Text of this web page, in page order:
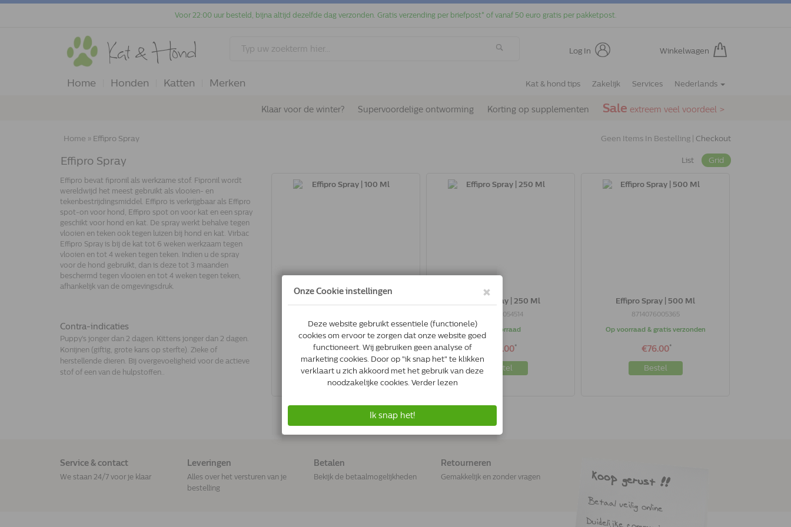
Voor 22:00 uur besteld, bijna altijd dezelfde dag verzonden. Gratis verzending per briefpost* of vanaf 50 euro gratis per pakketpost.
Log In Winkelwagen
Home Honden Katten Merken Kat & hond tips Zakelijk Services Nederlands
Klaar voor de winter? Supervoordelige ontworming Korting op supplementen Sale extreem veel voordeel >
Home » Effipro Spray Geen Items In Bestelling | Checkout
Effipro Spray
Effipro bevat fipronil als werkzame stof. Fipronil wordt
wereldwijd het meest gebruikt als vlooien- en
tekenbestrijdingsmiddel. Effipro is verkrijgbaar als Effipro
spot-on voor hond, Effipro spot on voor kat en een spray
geschikt voor hond en kat. De spray werkt behalve tegen
vlooien en teken ook tegen luizen bij hond en kat. Virbac
Effipro Spray is bij de kat tot 6 weken werkzaam tegen
vlooien en tot 4 weken tegen teken. Indien u de spray
voor de hond gebruikt, dan is deze tot 3 maanden
beschermd tegen vlooien en tot 4 weken tegen teken,
afhankelijk van de omgevingsdruk.
Contra-indicaties
Puppy's jonger dan 2 dagen. Kittens jonger dan 2 dagen.
Konijnen (giftig, grote kans op sterfte). Zieke of
herstellende dieren. Bij overgevoeligheid voor de actieve
stof of een van de hulpstoffen..
List Grid
Op voorraad
€26.21*
Bestel
Effipro Spray | 250 Ml
3597133054514
Op voorraad
€45.00*
Bestel
Effipro Spray | 500 Ml
8714076005365
Op voorraad & gratis verzonden
€76.00*
Bestel
Service & contact
We staan 24/7 voor je klaar
Leveringen
Alles over het versturen van je
bestelling
Betalen
Bekijk de betaalmogelijkheden
Retourneren
Gemakkelijk en zonder vragen